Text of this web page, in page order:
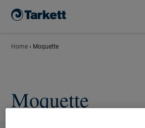
Home › Moquette
Moquette